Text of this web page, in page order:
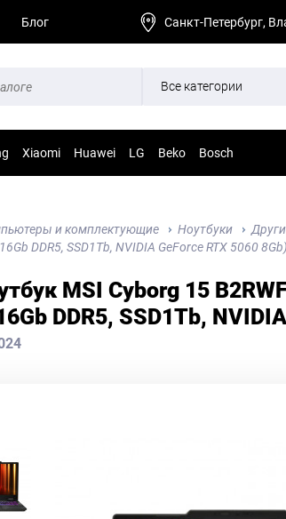
Блог Санкт-Петербург,
Все категории
Xiaomi Huawei LG Beko Bosch
и комплектующие Ноутбуки
DDR5, SSD1Tb, NVIDIA GeForce RTX 5060
MSI Cyborg 15
DDR5, SSD1Tb,